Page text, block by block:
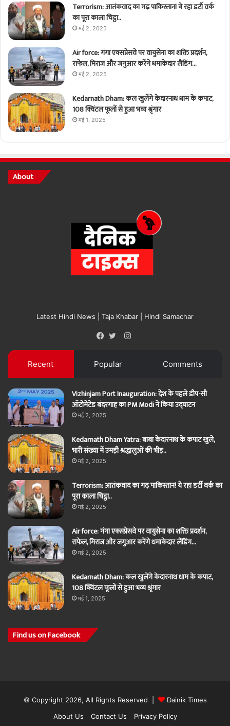
Terrorism: आतंकवाद का गढ़ पाकिस्तान! ये रहा डर्टी वर्क
का पूरा काला चिट्ठा..
मई 2, 2025
Air force: गंगा एक्सप्रेसवे पर वायुसेना का शक्ति प्रदर्शन,
राफेल, मिराज और जगुआर करेंगे धमाकेदार लैंडिंग…
मई 2, 2025
Kedarnath Dham: कल खुलेंगे केदारनाथ धाम के कपाट,
108 क्विंटल फूलों से हुआ भव्य श्रृंगार
मई 1, 2025
About
Latest Hindi News | Taja Khabar | Hindi Samachar
Instagram
Recent Popular Comments
Vizhinjam Port Inauguration: देश के पहले डीप-सी
ऑटोमेटेड बंदरगाह का PM Modi ने किया उद्घाटन
मई 2, 2025
Kedarnath Dham Yatra: बाबा केदारनाथ के कपाट खुले,
भारी संख्या में उमड़ी श्रद्धालुओं की भीड़..
मई 2, 2025
Terrorism: आतंकवाद का गढ़ पाकिस्तान! ये रहा डर्टी वर्क का
पूरा काला चिट्ठा..
मई 2, 2025
Air force: गंगा एक्सप्रेसवे पर वायुसेना का शक्ति प्रदर्शन,
राफेल, मिराज और जगुआर करेंगे धमाकेदार लैंडिंग…
मई 2, 2025
Kedarnath Dham: कल खुलेंगे केदारनाथ धाम के कपाट,
108 क्विंटल फूलों से हुआ भव्य श्रृंगार
मई 1, 2025
Find us on Facebook
© Copyright 2026, All Rights Reserved |
Dainik Times
About Us
Contact Us Privacy Policy